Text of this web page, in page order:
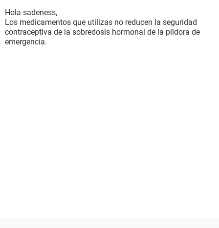
Hola sadeness,
Los medicamentos que utilizas no reducen la seguridad
contraceptiva de la sobredosis hormonal de la píldora de
emergencia.